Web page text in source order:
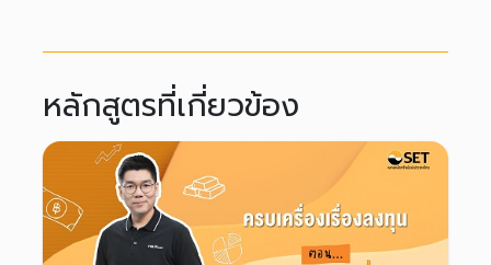
หลักสูตรที่เกี่ยวข้อง